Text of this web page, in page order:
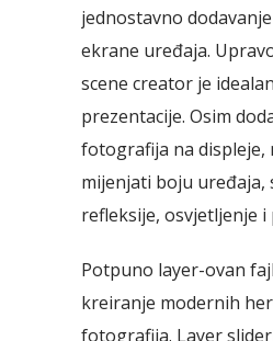
jednostavno
ekrane uređaja.
scene creator je
prezentacije. Osim
fotografija na displeje,
mijenjati boju uređaja,
refleksije, osvjetljenje i
Potpuno layer-ovan
kreiranje modernih
fotografija. Layer